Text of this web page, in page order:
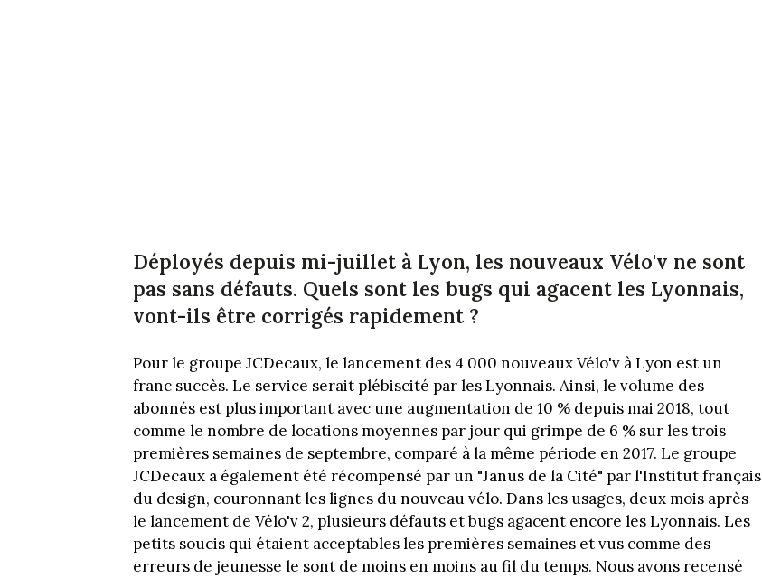
Déployés depuis mi-juillet à Lyon, les nouveaux Vélo'v ne sont
pas sans défauts. Quels sont les bugs qui agacent les Lyonnais,
vont-ils être corrigés rapidement ?
Pour le groupe JCDecaux, le lancement des 4 000 nouveaux Vélo'v à Lyon est un
franc succès. Le service serait plébiscité par les Lyonnais. Ainsi, le volume des
abonnés est plus important avec une augmentation de 10 % depuis mai 2018, tout
comme le nombre de locations moyennes par jour qui grimpe de 6 % sur les trois
premières semaines de septembre, comparé à la même période en 2017. Le groupe
JCDecaux a également été récompensé par un "Janus de la Cité" par l'Institut français
du design, couronnant les lignes du nouveau vélo. Dans les usages, deux mois après
le lancement de Vélo'v 2, plusieurs défauts et bugs agacent encore les Lyonnais. Les
petits soucis qui étaient acceptables les premières semaines et vus comme des
erreurs de jeunesse le sont de moins en moins au fil du temps. Nous avons recensé